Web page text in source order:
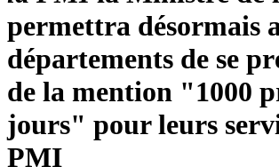
permettra désormais
départements de se
de la mention "1000
jours" pour leurs
PMI